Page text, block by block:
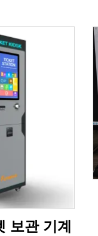
보관 기계